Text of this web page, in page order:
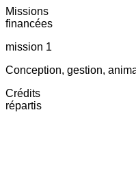
Missions
financées
mission 1
Conception, gestion,
Crédits
répartis